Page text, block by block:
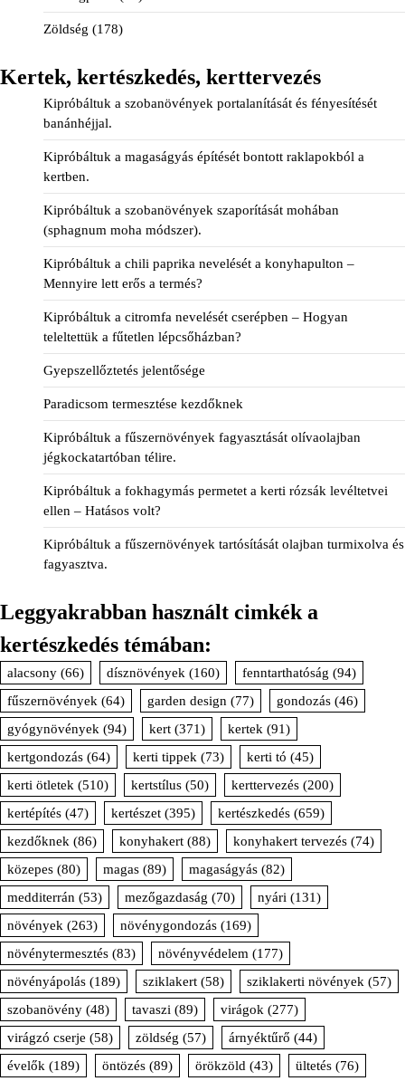
Zöldség (178)
Kertek, kertészkedés, kerttervezés
Kipróbáltuk a szobanövények portalanítását és fényesítését
banánhéjjal.
Kipróbáltuk a magaságyás építését bontott raklapokból a
kertben.
Kipróbáltuk a szobanövények szaporítását mohában
(sphagnum moha módszer).
Kipróbáltuk a chili paprika nevelését a konyhapulton –
Mennyire lett erős a termés?
Kipróbáltuk a citromfa nevelését cserépben – Hogyan
teleltettük a fűtetlen lépcsőházban?
Gyepszellőztetés jelentősége
Paradicsom termesztése kezdőknek
Kipróbáltuk a fűszernövények fagyasztását olívaolajban
jégkockatartóban télire.
Kipróbáltuk a fokhagymás permetet a kerti rózsák levéltetvei
ellen – Hatásos volt?
Kipróbáltuk a fűszernövények tartósítását olajban turmixolva és
fagyasztva.
Leggyakrabban használt cimkék a
kertészkedés témában:
alacsony (66) dísznövények (160) fenntarthatóság (94)
fűszernövények (64) garden design (77) gondozás (46)
gyógynövények (94) kert (371) kertek (91)
kertgondozás (64) kerti tippek (73) kerti tó (45)
kerti ötletek (510) kertstílus (50) kerttervezés (200)
kertépítés (47) kertészet (395) kertészkedés (659)
kezdőknek (86) konyhakert (88) konyhakert tervezés (74)
közepes (80) magas (89) magaságyás (82)
medditerrán (53) mezőgazdaság (70) nyári (131)
növények (263) növénygondozás (169)
növénytermesztés (83) növényvédelem (177)
növényápolás (189) sziklakert (58) sziklakerti növények (57)
szobanövény (48) tavaszi (89) virágok (277)
virágzó cserje (58) zöldség (57) árnyéktűrő (44)
évelők (189) öntözés (89) örökzöld (43) ültetés (76)